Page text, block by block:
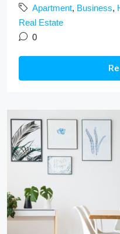
Apartment, Business,
Real Estate
0